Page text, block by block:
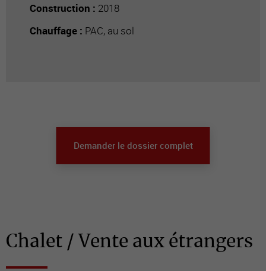
Construction : 2018
Chauffage : PAC, au sol
Chalet / Vente aux étrangers
Demander le dossier complet